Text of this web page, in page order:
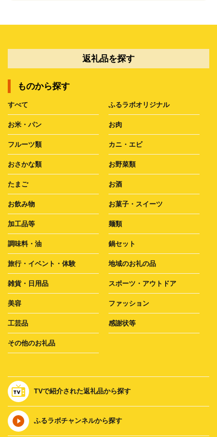
返礼品を探す
ものから探す
すべて ふるラボオリジナル
お米・パン お肉
フルーツ類 カニ・エビ
おさかな類 お野菜類
たまご お酒
お飲み物 お菓子・スイーツ
加工品等 麺類
調味料・油 鍋セット
旅行・イベント・体験 地域のお礼の品
雑貨・日用品 スポーツ・アウトドア
美容 ファッション
工芸品 感謝状等
その他のお礼品
TVで紹介された返礼品から探す
ふるラボチャンネルから探す